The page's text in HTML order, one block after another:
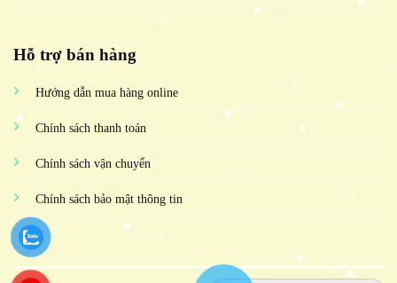
Hỗ trợ bán hàng
Hướng dẫn mua hàng online
Chính sách thanh toán
Chính sách vận chuyển
Chính sách bảo mật thông tin